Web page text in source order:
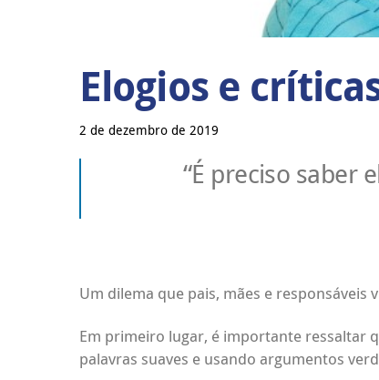
Elogios e
2 de dezembro de 2019
“É preciso saber
Um dilema que pais, mães e
Em primeiro lugar, é importante ressaltar
palavras suaves e usando argumentos